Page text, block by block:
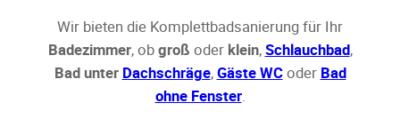
Wir bieten die Komplettbadsanierung für Ihr
Badezimmer, obgroß oder klein,Schlauchbad,
Bad unter Dachschräge,Gäste WCoder Bad
ohne Fenster.